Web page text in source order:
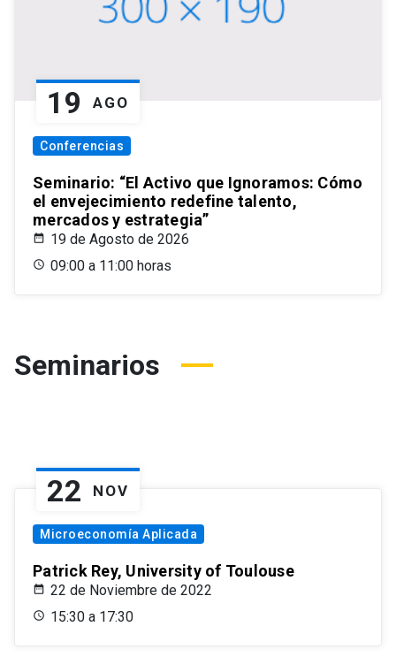
19 AGO
Conferencias
Seminario: “El Activo que Ignoramos: Cómo
el envejecimiento redefine talento,
mercados y estrategia”
19 de Agosto de 2026
09:00 a 11:00 horas
Seminarios
22 NOV
Microeconomía Aplicada
Patrick Rey, University of Toulouse
22 de Noviembre de 2022
15:30 a 17:30